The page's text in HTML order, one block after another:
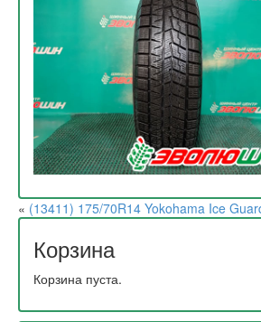
« (13411) 175/70R14 Yokohama Ice
Корзина
Корзина пуста.